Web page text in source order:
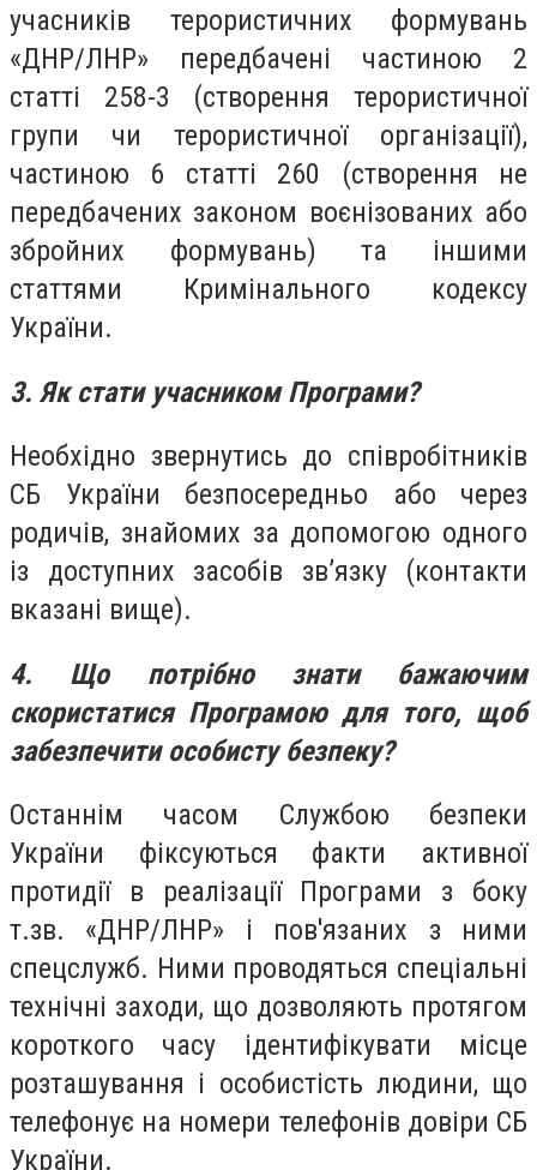
учасників терористичних формувань
«ДНР/ЛНР» передбачені частиною 2
статті 258-3 (створення терористичної
групи чи терористичної організації),
частиною 6 статті 260 (створення не
передбачених законом воєнізованих або
збройних формувань) та іншими
статтями Кримінального кодексу
України.
3. Як стати учасником Програми?
Необхідно звернутись до співробітників
СБ України безпосередньо або через
родичів, знайомих за допомогою одного
із доступних засобів зв’язку (контакти
вказані вище).
4. Що потрібно знати бажаючим
скористатися Програмою для того, щоб
забезпечити особисту безпеку?
Останнім часом Службою безпеки
України фіксуються факти активної
протидії в реалізації Програми з боку
т.зв. «ДНР/ЛНР» і пов'язаних з ними
спецслужб. Ними проводяться спеціальні
технічні заходи, що дозволяють протягом
короткого часу ідентифікувати місце
розташування і особистість людини, що
телефонує на номери телефонів довіри СБ
України.